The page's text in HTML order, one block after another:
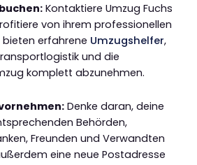
buchen: Kontaktiere Umzug Fuchs
von ihrem professionellen
bieten erfahrene Umzugshelfer,
und die
komplett abzunehmen.
Denke daran, deine
Behörden,
Freunden und Verwandten
eine neue Postadresse